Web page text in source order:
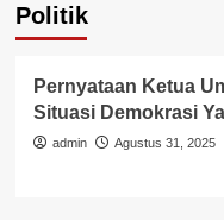
Politik
Pemerintah
Pernyataan Ketua
Situasi Demokrasi
admin Agustus 31, 2025